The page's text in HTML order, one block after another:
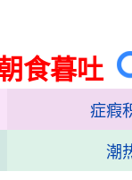
食暮吐
症瘕
潮